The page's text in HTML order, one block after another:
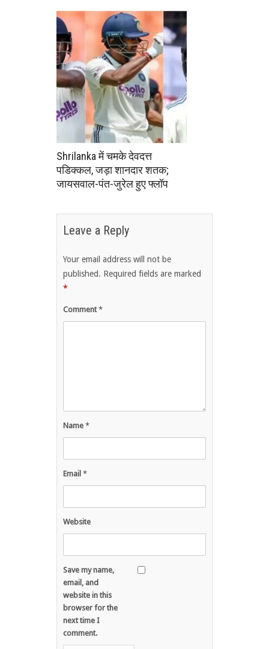
Shrilanka में चमके देवदत्त
पडिक्कल, जड़ा शानदार शतक;
जायसवाल-पंत-जुरेल हुए फ्लॉप
Leave a Reply
Your email address will not be
published. Required fields are marked
*
Comment*
Name *
Email *
Website
Save my name,
email, and
website in this
browser for the
next time I
comment.